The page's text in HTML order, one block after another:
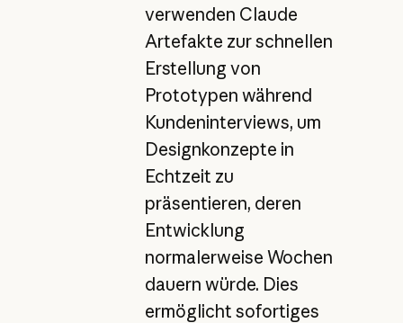
verwenden Claude
Artefakte zur schnellen
Erstellung von
Prototypen während
Kundeninterviews, um
Designkonzepte in
Echtzeit zu
präsentieren, deren
Entwicklung
normalerweise Wochen
dauern würde. Dies
ermöglicht sofortiges